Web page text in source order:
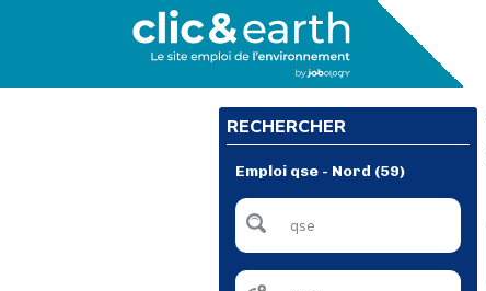
RECHERCHER
Emploi qse - Nord (59)